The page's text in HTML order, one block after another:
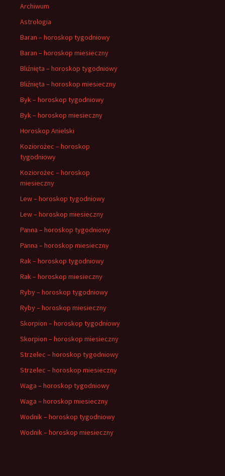
Archiwum
Astrologia
Baran – horoskop tygodniowy
Baran – horoskop miesieczny
Bliźnięta – horoskop tygodniowy
Bliźnięta – horoskop miesieczny
Byk – horoskop tygodniowy
Byk – horoskop miesieczny
Horoskop Anielski
Koziorożec – horoskop
tygodniowy
Koziorożec – horoskop
miesieczny
Lew – horoskop tygodniowy
Lew – horoskop miesieczny
Panna – horoskop tygodniowy
Panna – horoskop miesieczny
Rak – horoskop tygodniowy
Rak – horoskop miesieczny
Ryby – horoskop tygodniowy
Ryby – horoskop miesieczny
Skorpion – horoskop tygodniowy
Skorpion – horoskop miesieczny
Strzelec – horoskop tygodniowy
Strzelec – horoskop miesieczny
Waga – horoskop tygodniowy
Waga – horoskop miesieczny
Wodnik – horoskop tygodniowy
Wodnik – horoskop miesieczny